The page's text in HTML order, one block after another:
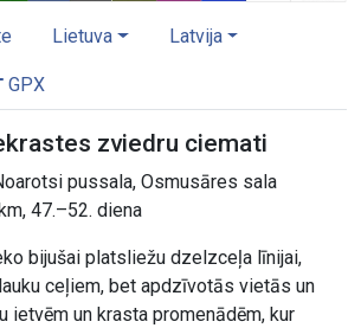
Lietuva Latvija
GPX
zviedru ciemati
pussala, Osmusāres sala
47.–52. diena
bijušai platsliežu dzelzceļa līnijai,
ceļiem, bet apdzīvotās vietās un
ietvēm un krasta promenādēm, kur